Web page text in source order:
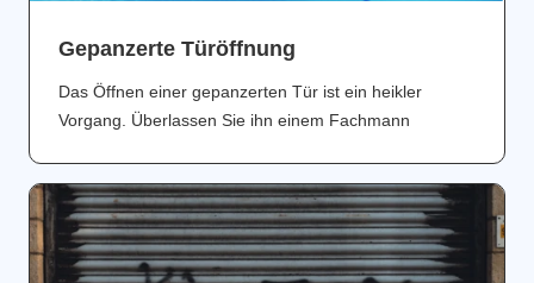
Gepanzerte Türöffnung
Das Öffnen einer gepanzerten Tür ist ein heikler
Vorgang. Überlassen Sie ihn einem Fachmann